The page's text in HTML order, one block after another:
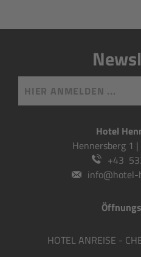
HIER ANMELDEN ...
Hotel
Hennersberg 1
+43
info@hotel-
HOTEL ANREISE -